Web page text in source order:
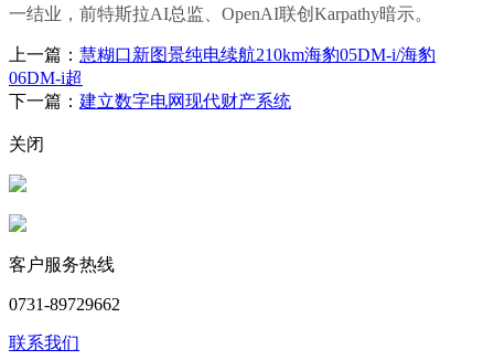
一结业，前特斯拉AI总监、OpenAI联创Karpathy暗示。
上一篇： 慧糊口新图景纯电续航210km海豹05DM-i/海豹
06DM-i超
下一篇： 建立数字电网现代财产系统
关闭
客户服务热线
0731-89729662
联系我们